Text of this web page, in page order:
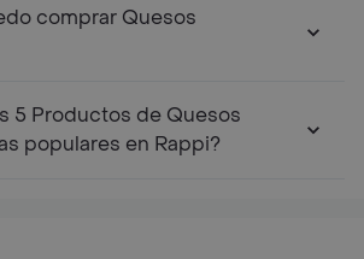
comprar Quesos
5 Productos de Quesos
populares en Rappi?